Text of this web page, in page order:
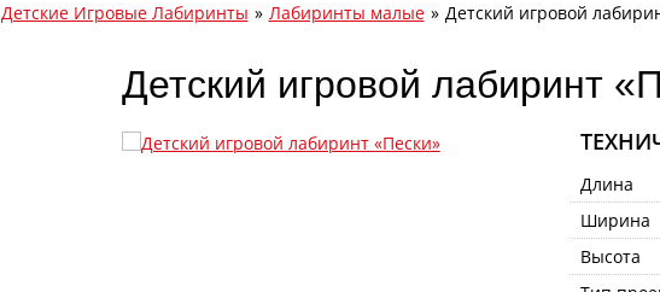
Детские Игровые Лабиринты » Лабиринты малые » Детский игровой
Детский игровой лабиринт
Длина
Ширина
Высота